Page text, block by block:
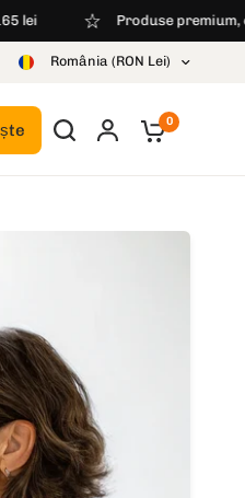
premium, calitate
România (RON Lei)
0
Share: